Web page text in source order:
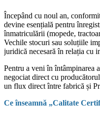
Începând cu noul an,
devine esențială pentru
înmatriculării (mopede,
Vechile stocuri sau soluțiile
juridică necesară în relația cu
Pentru a veni în întâmpinarea
negociat direct cu
un flux direct între fabrică și
Ce înseamnă „Calitate